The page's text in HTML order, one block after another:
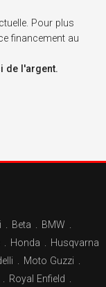
Pour plus
financement au
de l'argent.
Beta BMW
Honda
Husqvarna
Moto Guzzi
Royal Enfield